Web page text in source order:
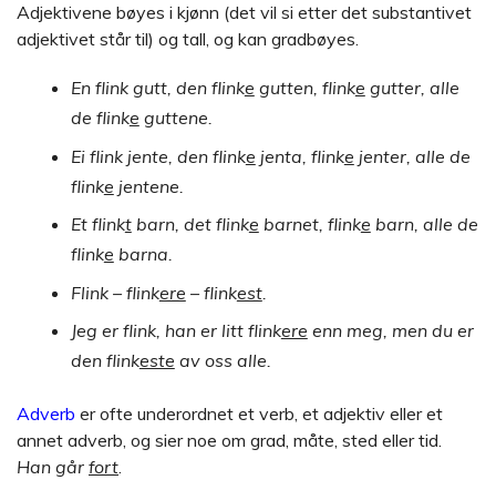
Adjektivene bøyes i kjønn (det vil si etter det substantivet
adjektivet står til) og tall, og kan gradbøyes.
En flink gutt, den flinke gutten, flinke gutter, alle
de flinke guttene.
Ei flink jente, den flinke jenta, flinke jenter, alle de
flinke jentene.
Et flinktbarn, det flinke barnet, flinke barn, alle de
flinke barna.
Flink – flinkere – flinkest.
Jeg er flink, han er litt flinkere enn meg, men du er
den flinkeste av oss alle.
Adverb er ofte underordnet et verb, et adjektiv eller et
annet adverb, og sier noe om grad, måte, sted eller tid.
Han går fort.